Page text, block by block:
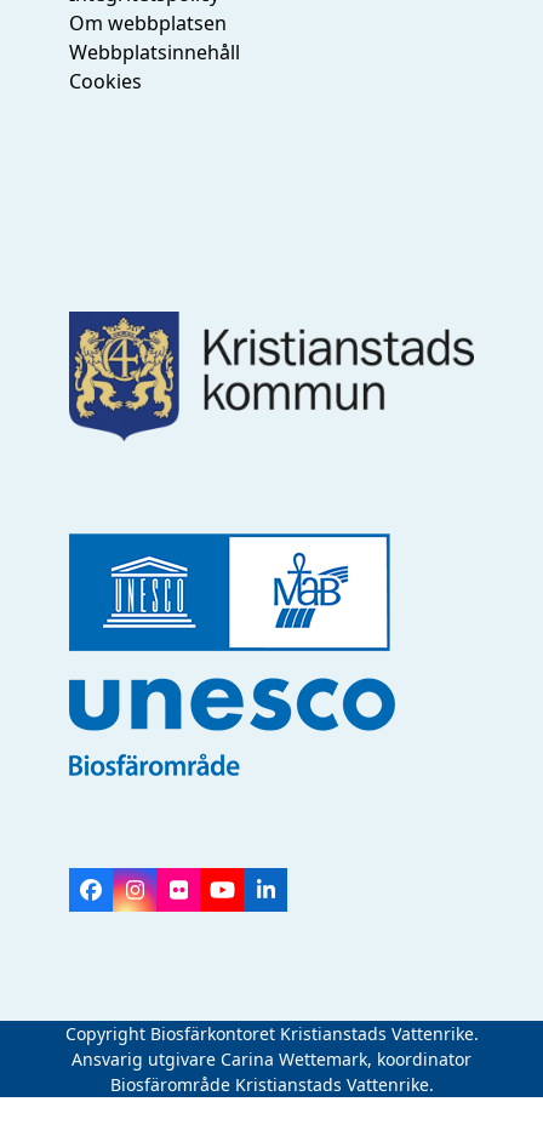
Om webbplatsen
Webbplatsinnehåll
Cookies
Facebook
Instagram
FlickrYouTubeLinkedIn
Copyright Biosfärkontoret Kristianstads Vattenrike.
Ansvarig utgivare Carina Wettemark, koordinator
Biosfärområde Kristianstads Vattenrike.